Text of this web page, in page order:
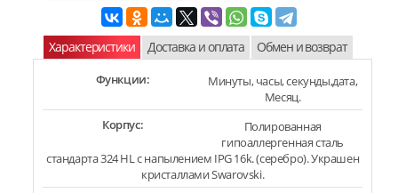
Характеристики Доставка и оплата Обмен и возврат
Функции:
Минуты, часы, секунды,дата,
Месяц.
Корпус:
Полированная
гипоаллергенная сталь
стандарта 324 HL с напылением IPG 16k. (серебро). Украшен
кристаллами Swarovski.